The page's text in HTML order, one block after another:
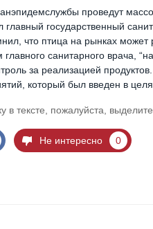
проведут
главный государственный
что птица на рынках может
санитарного врача,
за реализацией
который был введен в
в тексте, пожалуйста,
Не интересно 0